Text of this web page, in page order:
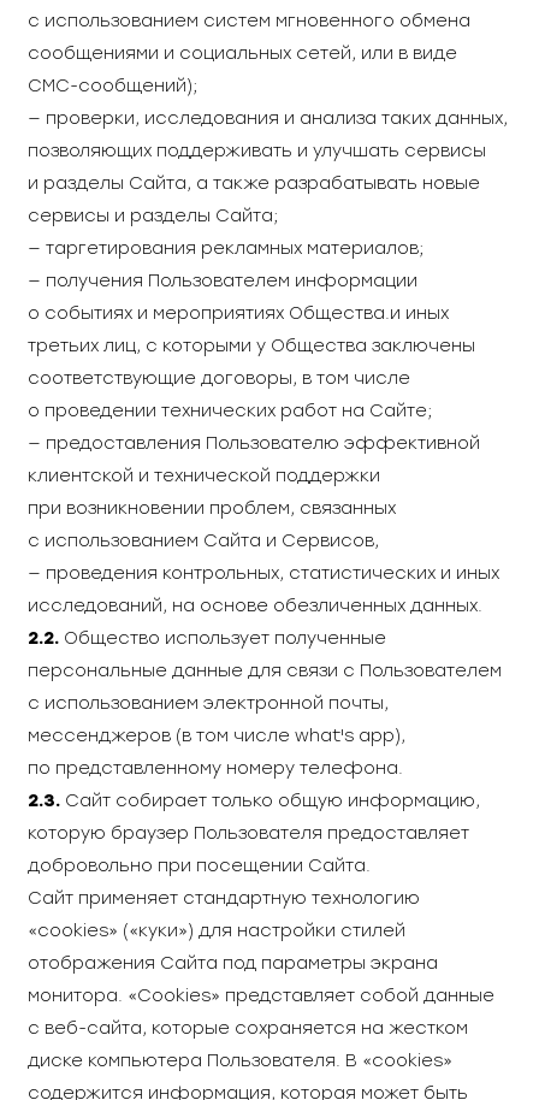
с использованием систем мгновенного обмена
сообщениями и социальных сетей, или в виде
СМС-сообщений);
— проверки, исследования и анализа таких данных,
позволяющих поддерживать и улучшать сервисы
и разделы Сайта, а также разрабатывать новые
сервисы и разделы Сайта;
— таргетирования рекламных материалов;
— получения Пользователем информации
о событиях и мероприятиях Общества.и иных
третьих лиц, с которыми у Общества заключены
соответствующие договоры, в том числе
о проведении технических работ на Сайте;
— предоставления Пользователю эффективной
клиентской и технической поддержки
при возникновении проблем, связанных
с использованием Сайта и Сервисов,
— проведения контрольных, статистических и иных
исследований, на основе обезличенных данных.
2.2. Общество использует полученные
персональные данные для связи с Пользователем
с использованием электронной почты,
мессенджеров (в том числе what's app),
по представленному номеру телефона.
2.3. Сайт собирает только общую информацию,
которую браузер Пользователя предоставляет
добровольно при посещении Сайта.
Сайт применяет стандартную технологию
«cookies» («куки») для настройки стилей
отображения Сайта под параметры экрана
монитора. «Сookies» представляет собой данные
с веб-сайта, которые сохраняется на жестком
диске компьютера Пользователя. В «cookies»
содержится информация, которая может быть